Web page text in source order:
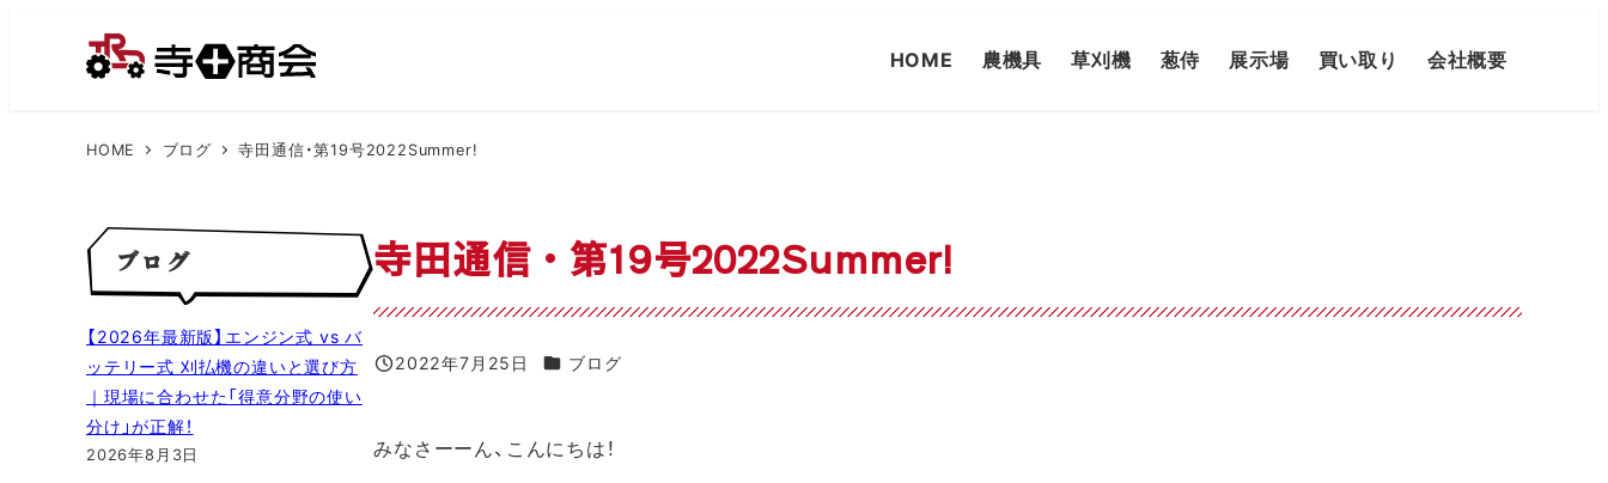
HOME 農機具 草刈機 葱侍 展示場 買い取り 会社概要
HOME ブログ 寺田通信・第19号2022Summer!
寺田通信・第19号2022Summer!
投稿日
2022年7月25日 カテゴリー
ブログ
みなさーーん、こんにちは！
ブログ
【2026年最新版】エンジン式 vs バ
ッテリー式 刈払機の違いと選び方
｜現場に合わせた「得意分野の使い
分け」が正解！
2026年8月3日